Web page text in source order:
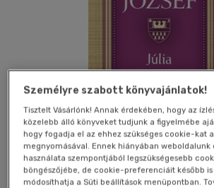
Kívánságlistához adom
Személyre szabott könyvajánlatok!
Tisztelt Vásárlónk! Annak érdekében, hogy az
közelebb álló könyveket tudjunk a figyelmébe
hogy fogadja el az ehhez szükséges cookie-kat
megnyomásával. Ennek hiányában weboldalunk
használata szempontjából legszükségesebb
böngészőjébe, de cookie-preferenciáit később
módosíthatja a Süti beállítások menüpontban.